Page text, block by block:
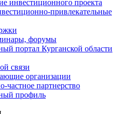
инвестиционного проекта
привлекательные
форумы
портал Курганской области
связи
организации
частное партнерство
профиль